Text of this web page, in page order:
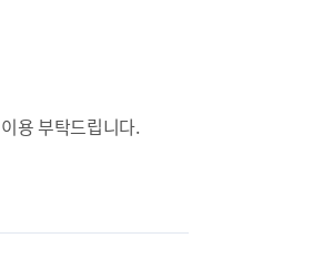
용 부탁드립니다.